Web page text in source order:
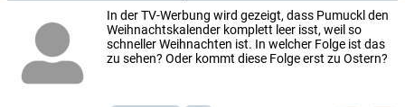
In der TV-Werbung wird gezeigt, dass Pumuckl den
Weihnachtskalender komplett leer isst, weil so
schneller Weihnachten ist. In welcher Folge ist das
zu sehen? Oder kommt diese Folge erst zu Ostern?